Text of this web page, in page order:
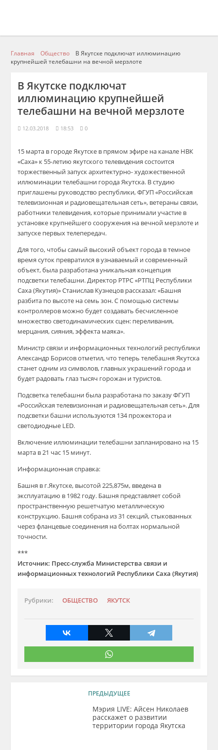
Главная Общество
В Якутске подключат иллюминацию
крупнейшей телебашни на вечной мерзлоте
В Якутске подключат
иллюминацию крупнейшей
телебашни на вечной мерзлоте
12.03.2018 18:53 0
15 марта в городе Якутске в прямом эфире на канале НВК
«Саха» к 55-летию якутского телевидения состоится
торжественный запуск архитектурно- художественной
иллюминации телебашни города Якутска. В студию
приглашены руководство республики, ФГУП «Российская
телевизионная и радиовещательная сеть», ветераны связи,
работники телевидения, которые принимали участие в
установке крупнейшего сооружения на вечной мерзлоте и
запуске первых телепередач.
Для того, чтобы самый высокий объект города в темное
время суток превратился в узнаваемый и современный
объект, была разработана уникальная концепция
подсветки телебашни. Директор РТРС «РТПЦ Республики
Саха (Якутия)» Станислав Кузнецов рассказал: «Башня
разбита по высоте на семь зон. С помощью системы
контроллеров можно будет создавать бесчисленное
множество светодинамических сцен: переливания,
мерцания, сияния, эффекта маяка».
Министр связи и информационных технологий республики
Александр Борисов отметил, что теперь телебашня Якутска
станет одним из символов, главных украшений города и
будет радовать глаз тысяч горожан и туристов.
Подсветка телебашни была разработана по заказу ФГУП
«Российская телевизионная и радиовещательная сеть». Для
подсветки башни используются 134 прожектора и
светодиодные LED.
Включение иллюминации телебашни запланировано на 15
марта в 21 час 15 минут.
Информационная справка:
Башня в г.Якутске, высотой 225,875м, введена в
эксплуатацию в 1982 году. Башня представляет собой
пространственную решетчатую металлическую
конструкцию. Башня собрана из 31 секций, стыкованных
через фланцевые соединения на болтах нормальной
точности.
***
Источник: Пресс-служба Министерства связи и
информационных технологий Республики Саха (Якутия)
Рубрики: ОБЩЕСТВО ЯКУТСК
ПРЕДЫДУЩЕЕ
Мэрия LIVE: Айсен Николаев
расскажет о развитии
территории города Якутска